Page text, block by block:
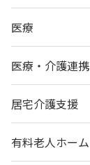
医療
医療・介護連携
居宅介護支援
有料老人ホーム